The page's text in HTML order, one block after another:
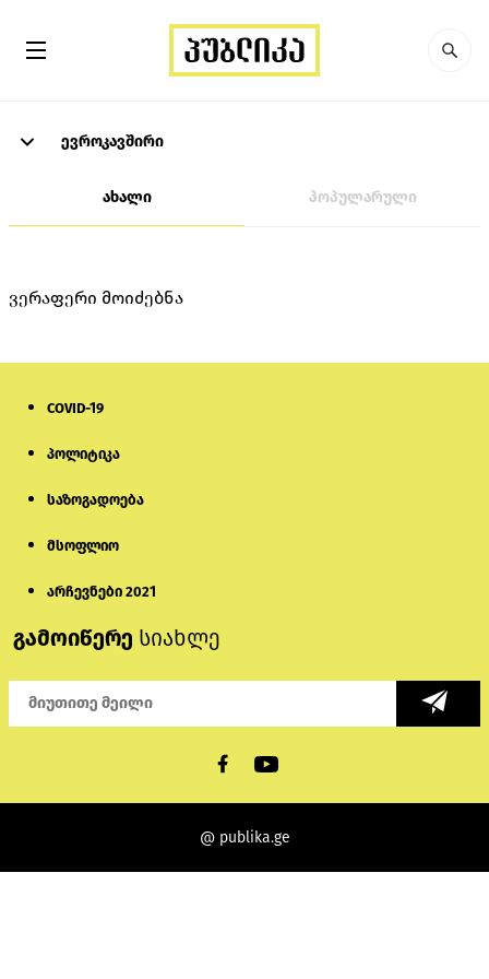
ევროკავშირი
ახალი პოპულარული
ვერაფერი მოიძებნა
COVID-19
პოლიტიკა
საზოგადოება
მსოფლიო
არჩევნები 2021
გამოიწერე სიახლე
@ publika.ge